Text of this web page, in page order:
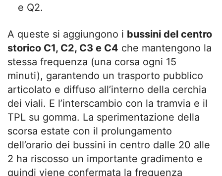
e Q2.
A queste si aggiungono i bussini del centro
storico C1, C2, C3 e C4 che mantengono la
stessa frequenza (una corsa ogni 15
minuti), garantendo un trasporto pubblico
articolato e diffuso all’interno della cerchia
dei viali. E l’interscambio con la tramvia e il
TPL su gomma. La sperimentazione della
scorsa estate con il prolungamento
dell’orario dei bussini in centro dalle 20 alle
2 ha riscosso un importante gradimento e
quindi viene confermata la frequenza